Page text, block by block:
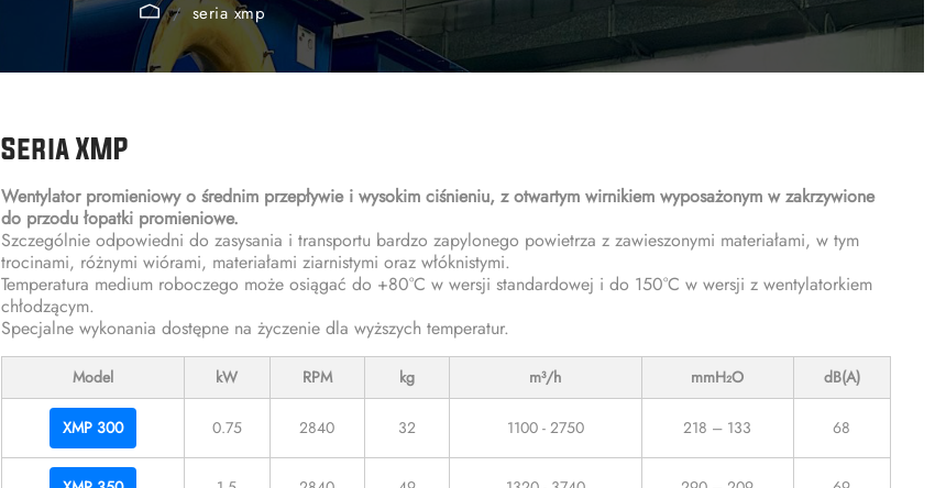
seria xmp
Seria XMP
Wentylator promieniowy o średnim przepływie i wysokim ciśnieniu, z otwartym wirnikiem wyposażonym w zakrzywione
do przodu łopatki promieniowe.
Szczególnie odpowiedni do zasysania i transportu bardzo zapylonego powietrza z zawieszonymi materiałami, w tym
trocinami, różnymi wiórami, materiałami ziarnistymi oraz włóknistymi.
Temperatura medium roboczego może osiągać do +80°C w wersji standardowej i do 150°C w wersji z wentylatorkiem
chłodzącym.
Specjalne wykonania dostępne na życzenie dla wyższych temperatur.
Model kW RPM kg m³/h mmH₂O dB(A)
XMP 300 0.75 2840 32 1100 - 2750 218 – 133 68